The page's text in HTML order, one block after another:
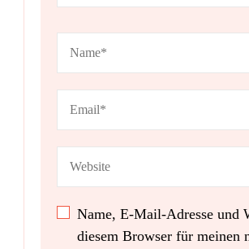
Name, E-Mail-Adresse und
diesem Browser für meinen